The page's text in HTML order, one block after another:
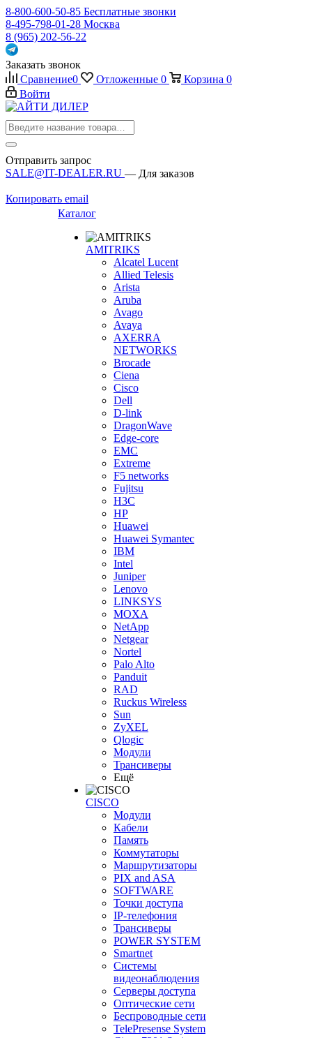
8-800-600-50-85 Бесплатные звонки
8-495-798-01-28 Москва
8 (965) 202-56-22
Заказать звонок
Сравнение0 Отложенные 0 Корзина 0
Войти
Отправить запрос
SALE@IT-DEALER.RU — Для заказов
Копировать email
Каталог
AMITRIKS
Alcatel Lucent
Allied Telesis
Arista
Aruba
Avago
Avaya
AXERRA
NETWORKS
Brocade
Ciena
Cisco
Dell
D-link
DragonWave
Edge-core
EMC
Extreme
F5 networks
Fujitsu
H3С
HP
Huawei
Huawei Symantec
IBM
Intel
Juniper
Lenovo
LINKSYS
MOXA
NetApp
Netgear
Nortel
Palo Alto
Panduit
RAD
Ruckus Wireless
Sun
ZyXEL
Qlogic
Модули
Трансиверы
Ещё
CISCO
Модули
Кабели
Память
Коммутаторы
Маршрутизаторы
PIX and ASA
SOFTWARE
Точки доступа
IP-телефония
Трансиверы
POWER SYSTEM
Smartnet
Системы
видеонаблюдения
Серверы доступа
Оптические сети
Беспроводные сети
TelePresense System